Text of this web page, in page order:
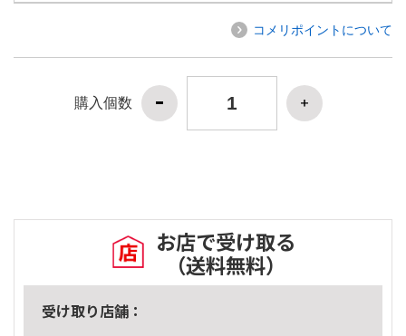
コメリポイントについて
購入個数
お店で受け取る
（送料無料）
受け取り店舗：